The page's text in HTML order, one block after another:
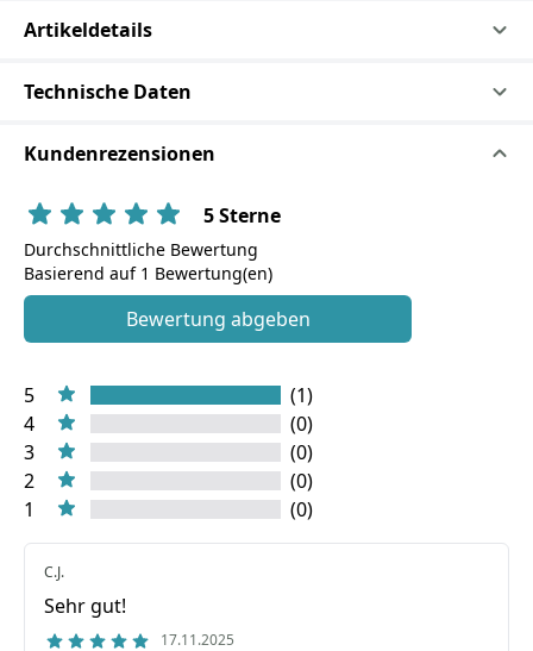
Artikeldetails
Technische Daten
Kundenrezensionen
5 Sterne
Durchschnittliche Bewertung
Basierend auf 1 Bewertung(en)
Bewertung abgeben
5
(1)
4
(0)
3
(0)
2
(0)
1
(0)
C.J.
Sehr gut!
17.11.2025